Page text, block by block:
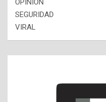
OPINIÓN
SEGURIDAD
VIRAL